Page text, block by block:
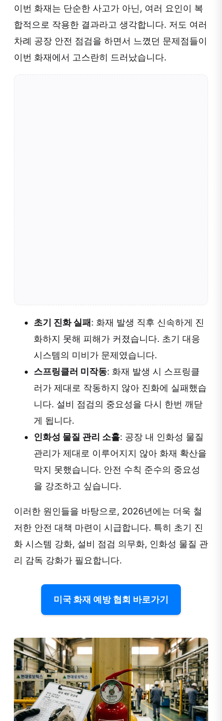
이번 화재는 단순한 사고가 아닌, 여러 요인이 복
합적으로 작용한 결과라고 생각합니다. 저도 여러
차례 공장 안전 점검을 하면서 느꼈던 문제점들이
이번 화재에서 고스란히 드러났습니다.
초기 진화 실패 : 화재 발생 직후 신속하게 진
화하지 못해 피해가 커졌습니다. 초기 대응
시스템의 미비가 문제였습니다.
스프링클러 미작동: 화재 발생 시 스프링클
러가 제대로 작동하지 않아 진화에 실패했습
니다. 설비 점검의 중요성을 다시 한번 깨닫
게 됩니다.
인화성 물질 관리 소홀: 공장 내 인화성 물질
관리가 제대로 이루어지지 않아 화재 확산을
막지 못했습니다. 안전 수칙 준수의 중요성
을 강조하고 싶습니다.
이러한 원인들을 바탕으로, 2026년에는 더욱 철
저한 안전 대책 마련이 시급합니다. 특히 초기 진
화 시스템 강화, 설비 점검 의무화, 인화성 물질 관
리 감독 강화가 필요합니다.
미국 화재 예방 협회 바로가기